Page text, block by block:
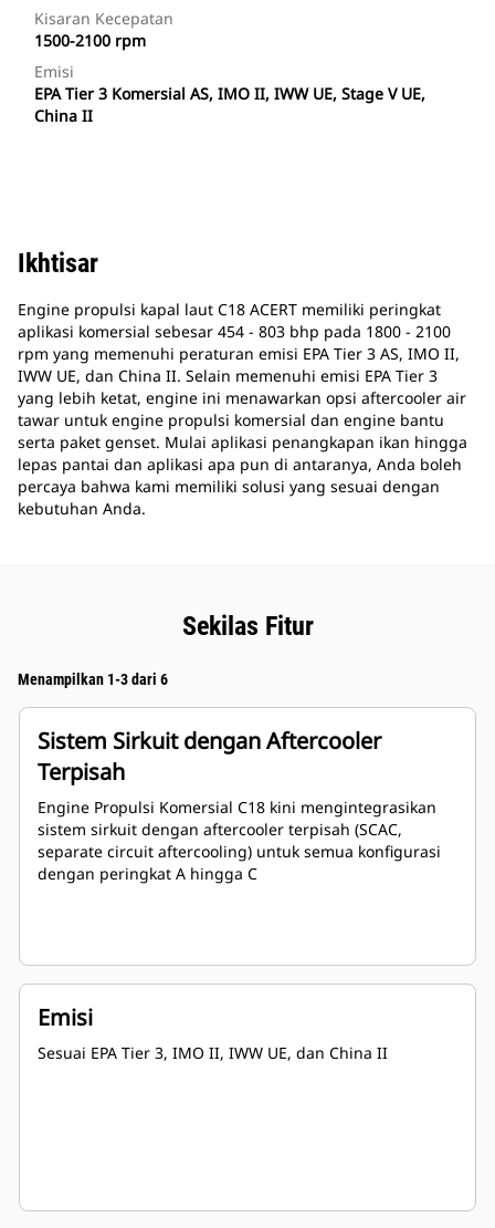
Kisaran Kecepatan
1500-2100 rpm
Emisi
EPA Tier 3 Komersial AS, IMO II, IWW UE, Stage V UE,
China II
Ikhtisar
Engine propulsi kapal laut C18 ACERT memiliki peringkat
aplikasi komersial sebesar 454 - 803 bhp pada 1800 - 2100
rpm yang memenuhi peraturan emisi EPA Tier 3 AS, IMO II,
IWW UE, dan China II. Selain memenuhi emisi EPA Tier 3
yang lebih ketat, engine ini menawarkan opsi aftercooler air
tawar untuk engine propulsi komersial dan engine bantu
serta paket genset. Mulai aplikasi penangkapan ikan hingga
lepas pantai dan aplikasi apa pun di antaranya, Anda boleh
percaya bahwa kami memiliki solusi yang sesuai dengan
kebutuhan Anda.
Sekilas Fitur
Menampilkan 1-3 dari 6
Sistem Sirkuit dengan Aftercooler
Terpisah
Engine Propulsi Komersial C18 kini mengintegrasikan
sistem sirkuit dengan aftercooler terpisah (SCAC,
separate circuit aftercooling) untuk semua konfigurasi
dengan peringkat A hingga C
Emisi
Sesuai EPA Tier 3, IMO II, IWW UE, dan China II